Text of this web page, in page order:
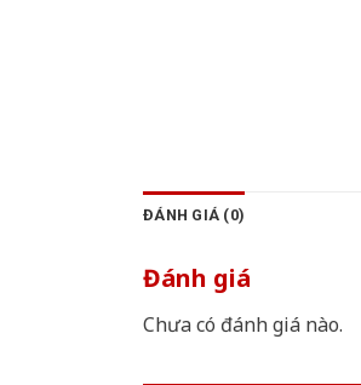
ĐÁNH GIÁ (0)
Đánh giá
Chưa có đánh giá nào.